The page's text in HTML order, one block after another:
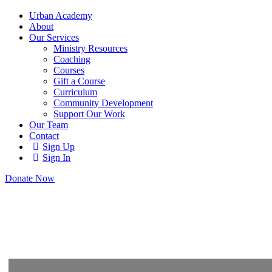
Urban Academy
About
Our Services
Ministry Resources
Coaching
Courses
Gift a Course
Curriculum
Community Development
Support Our Work
Our Team
Contact
Sign Up
Sign In
Donate Now